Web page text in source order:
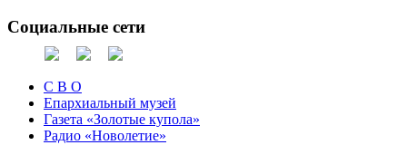
Социальные сети
С В О
Епархиальный музей
Газета «Золотые купола»
Радио «Новолетие»